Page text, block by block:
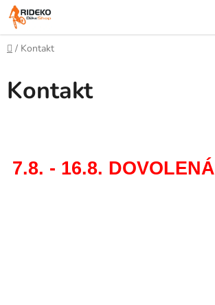
Přejít
na
obsah
Domů
/ Kontakt
Kontakt
7.8. - 16.8. DOVOLENÁ